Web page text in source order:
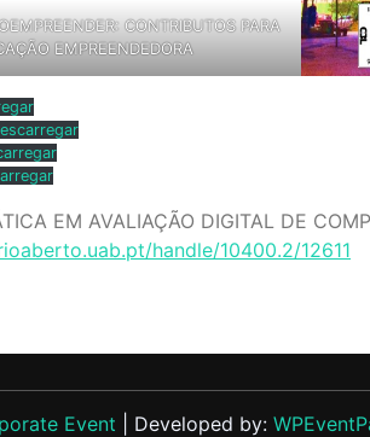
CONTRIBUTOS PARA
EMPREENDEDORA
EM AVALIAÇÃO DIGITAL DE
handle/10400.2/12611
Event | Developed by: